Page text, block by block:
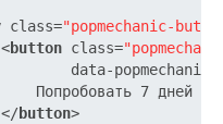
class="popmechanic-
<button class=
data-
Попробовать 7 дней
</button>